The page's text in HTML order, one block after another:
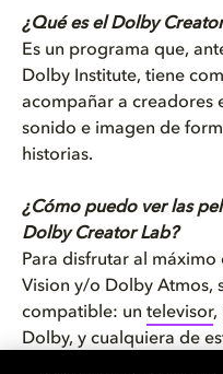
¿Qué es el Dolby
Es un programa que,
Dolby Institute, tiene
acompañar a creadores
sonido e imagen de
historias.
¿Cómo puedo ver las
Dolby Creator Lab?
Para disfrutar al
Vision y/o Dolby Atmos,
compatible: un televisor,
Dolby, y cualquiera de